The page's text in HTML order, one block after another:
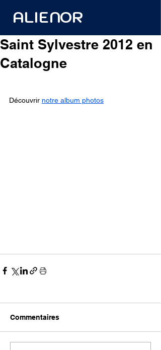
ALIENOR
Saint Sylvestre 2012 en
Catalogne
Découvrir notre album photos
Commentaires